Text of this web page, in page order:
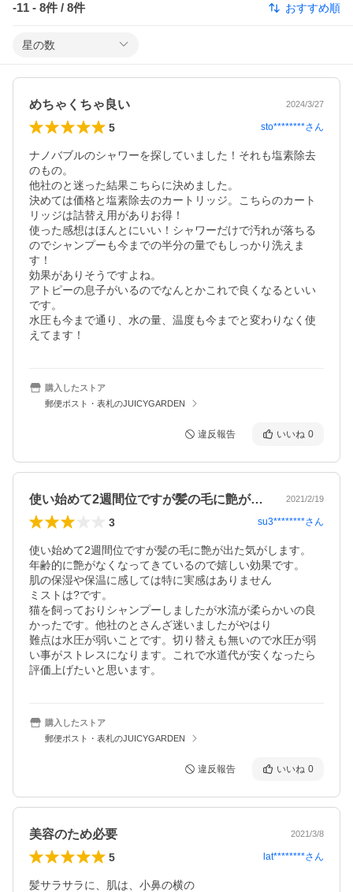
-11 - 8件 / 8件 おすすめ順
星の数
めちゃくちゃ良い 2024/3/27
5 sto********さん
ナノバブルのシャワーを探していました！それも塩素除去
のもの。
他社のと迷った結果こちらに決めました。
決めては価格と塩素除去のカートリッジ。こちらのカート
リッジは詰替え用がありお得！
使った感想はほんとにいい！シャワーだけで汚れが落ちる
のでシャンプーも今までの半分の量でもしっかり洗えま
す！
効果がありそうですよね。
アトピーの息子がいるのでなんとかこれで良くなるといい
です。
水圧も今まで通り、水の量、温度も今までと変わりなく使
購入したストア
郵便ポスト・表札のJUICYGARDEN
違反報告 いいね 0
使い始めて2週間位ですが髪の毛に艶が出… 2021/2/19
3 su3********さん
使い始めて2週間位ですが髪の毛に艶が出た気がします。
年齢的に艶がなくなってきているので嬉しい効果です。
肌の保湿や保温に感しては特に実感はありません
ミストは?です。
猫を飼っておりシャンプーしましたが水流が柔らかいの良
かったです。他社のとさんざ迷いましたがやはり
難点は水圧が弱いことです。切り替えも無いので水圧が弱
い事がストレスになります。これで水道代が安くなったら
評価上げたいと思います。
購入したストア
郵便ポスト・表札のJUICYGARDEN
違反報告 いいね 0
美容のため必要 2021/3/8
5 lat********さん
髪サラサラに、肌は、小鼻の横の